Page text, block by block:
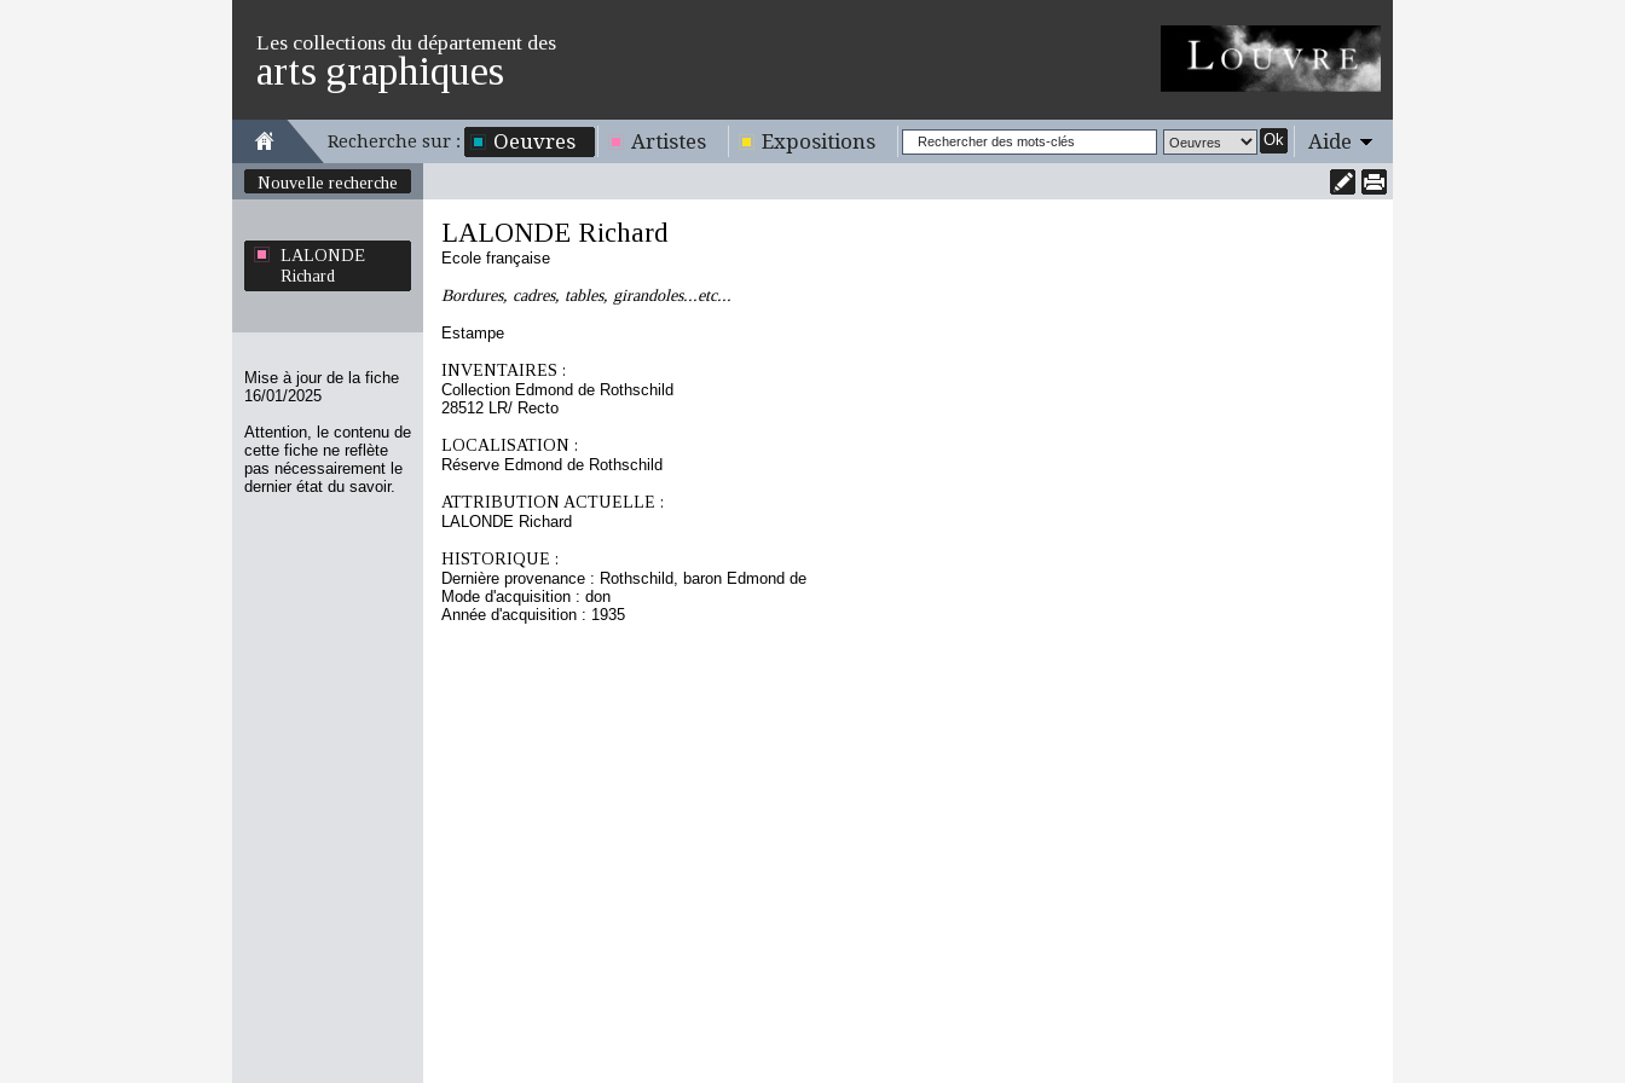
Les collections du département des
arts graphiques
Recherche sur : Oeuvres Artistes Expositions Ok Aide
Nouvelle recherche
LALONDE
Richard
Mise à jour de la fiche
16/01/2025
Attention, le contenu de
cette fiche ne reflète
pas nécessairement le
dernier état du savoir.
LALONDE Richard
Ecole française
Bordures, cadres, tables, girandoles...etc...
Estampe
INVENTAIRES :
Collection Edmond de Rothschild
28512 LR/ Recto
LOCALISATION :
Réserve Edmond de Rothschild
ATTRIBUTION ACTUELLE :
LALONDE Richard
HISTORIQUE :
Dernière provenance : Rothschild, baron Edmond de
Mode d'acquisition : don
Année d'acquisition : 1935